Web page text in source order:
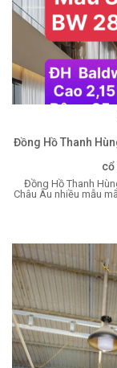
Đồng Hồ Thanh
cổ
Đồng Hồ Thanh
Châu Âu nhiều mẫu